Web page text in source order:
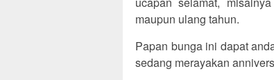
maupun ulang tahun.
Papan bunga ini dapat
sedang merayakan